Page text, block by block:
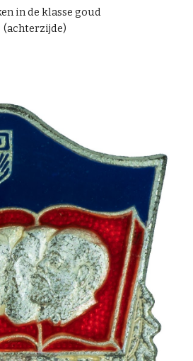
in de klasse goud
(achterzijde)